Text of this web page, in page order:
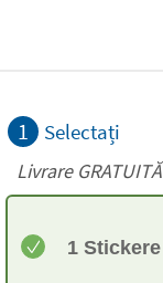
1 Selectați
Livrare
1